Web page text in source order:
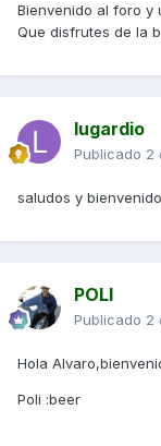
Bienvenido al foro y
Que disfrutes de la
lugardio
Publicado 2
saludos y
POLI
Publicado 2
Hola
Poli :beer